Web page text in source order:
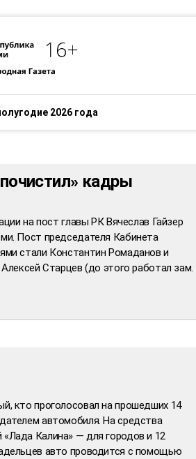
2026 года
кадры
на пост главы РК Вячеслав Гайзер
Пост председателя Кабинета
стали Константин Ромаданов и
Старцев (до этого работал зам.
кто проголосовал на прошедших 14
автомобиля. На средства
Калина» — для городов и 12
авто проводится с помощью